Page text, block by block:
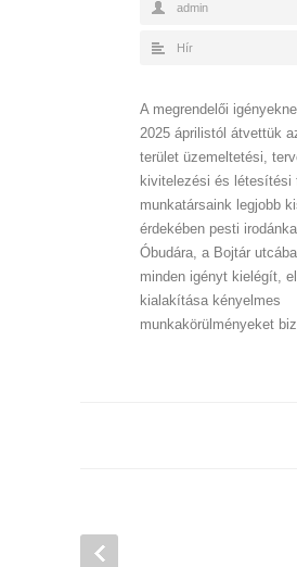
admin
Hír
A megrendelői
2025 áprilistól átvettük
terület üzemeltetési,
kivitelezési és létesítési
munkatársaink legjobb
érdekében pesti
Óbudára, a Bojtár
minden igényt kielégít,
kialakítása kényelmes
munkakörülményeket